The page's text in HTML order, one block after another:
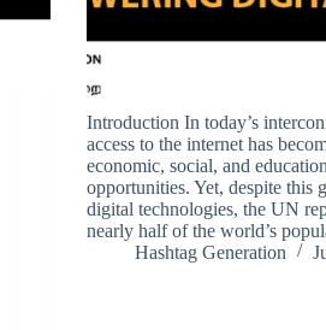
Introduction In today’s
access to the internet has
economic, social, and
opportunities. Yet, despite this
digital technologies, the UN
nearly half of the world’s
Hashtag Generation